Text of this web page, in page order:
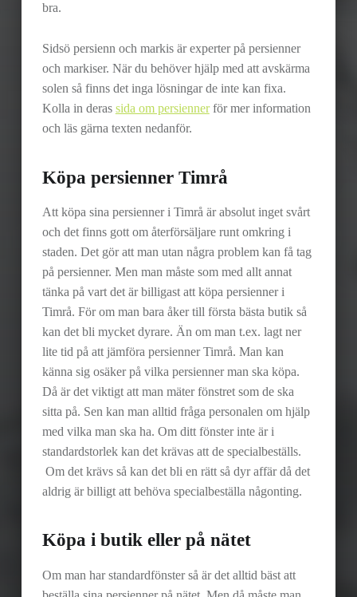
bra.
Sidsö persienn och markis är experter på persienner
och markiser. När du behöver hjälp med att avskärma
solen så finns det inga lösningar de inte kan fixa.
Kolla in deras sida om persiennerför mer information
och läs gärna texten nedanför.
Köpa persienner Timrå
Att köpa sina persienner i Timrå är absolut inget svårt
och det finns gott om återförsäljare runt omkring i
staden. Det gör att man utan några problem kan få tag
på persienner. Men man måste som med allt annat
tänka på vart det är billigast att köpa persienner i
Timrå. För om man bara åker till första bästa butik så
kan det bli mycket dyrare. Än om man t.ex. lagt ner
lite tid på att jämföra persienner Timrå. Man kan
känna sig osäker på vilka persienner man ska köpa.
Då är det viktigt att man mäter fönstret som de ska
sitta på. Sen kan man alltid fråga personalen om hjälp
med vilka man ska ha. Om ditt fönster inte är i
standardstorlek kan det krävas att de specialbeställs.
Om det krävs så kan det bli en rätt så dyr affär då det
aldrig är billigt att behöva specialbeställa någonting.
Köpa i butik eller på nätet
Om man har standardfönster så är det alltid bäst att